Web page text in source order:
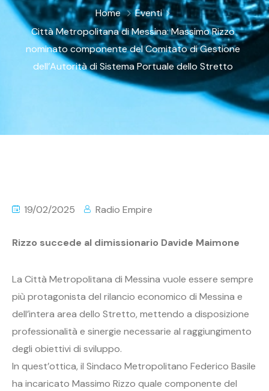
Home
Eventi
Città Metropolitana di Messina: Massimo Rizzo
nominato componente del Comitato di Gestione
dell’Autorità di Sistema Portuale dello Stretto
19/02/2025 Radio Empire
Rizzo succede al dimissionario Davide Maimone
La Città Metropolitana di Messina vuole essere sempre
più protagonista del rilancio economico di Messina e
dell’intera area dello Stretto, mettendo a disposizione
professionalità e sinergie necessarie al raggiungimento
degli obiettivi di sviluppo.
In quest’ottica, il Sindaco Metropolitano Federico Basile
ha incaricato Massimo Rizzo quale componente del